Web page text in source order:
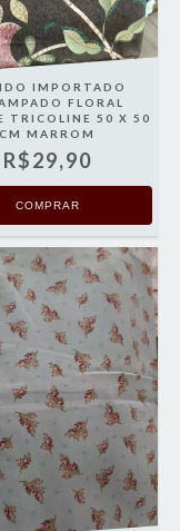
IMPORTADO
FLORAL
TRICOLINE 50 X 50
CM MARROM
R$29,90